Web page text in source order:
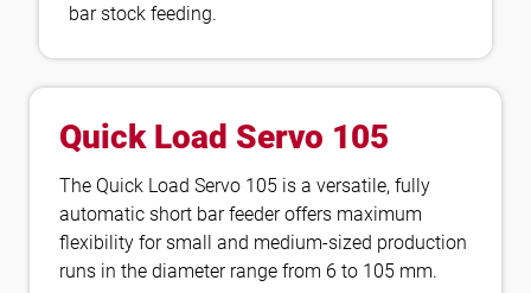
bar stock feeding.
Quick Load Servo 105
The Quick Load Servo 105 is a versatile, fully
automatic short bar feeder offers maximum
flexibility for small and medium-sized production
runs in the diameter range from 6 to 105 mm.